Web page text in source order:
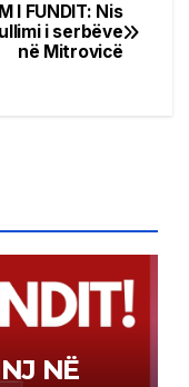
I FUNDIT: Nis
i serbëve
në Mitrovicë
NË